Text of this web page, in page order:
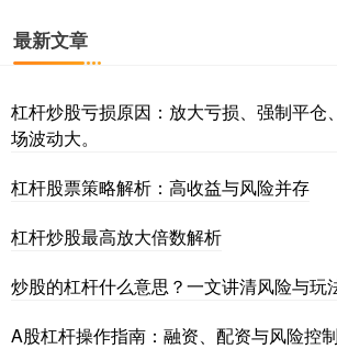
最新文章
杠杆炒股亏损原因：放大亏损、强制平仓
场波动大。
杠杆股票策略解析：高收益与风险并存
杠杆炒股最高放大倍数解析
炒股的杠杆什么意思？一文讲清风险与玩
A股杠杆操作指南：融资、配资与风险控制